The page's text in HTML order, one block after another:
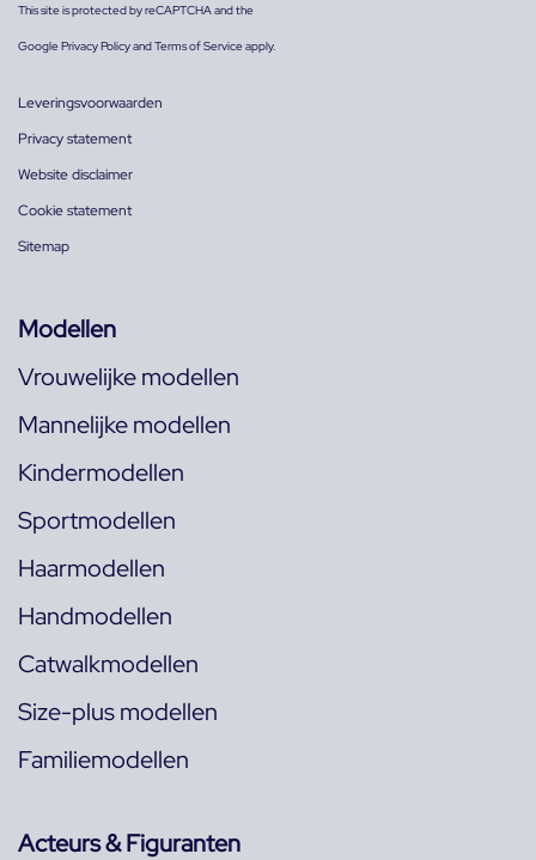
This site is protected by reCAPTCHA and the
GooglePrivacy PolicyandTerms of Serviceapply.
Leveringsvoorwaarden
Privacy statement
Website disclaimer
Cookie statement
Sitemap
Modellen
Vrouwelijke modellen
Mannelijke modellen
Kindermodellen
Sportmodellen
Haarmodellen
Handmodellen
Catwalkmodellen
Size-plus modellen
Familiemodellen
Acteurs & Figuranten